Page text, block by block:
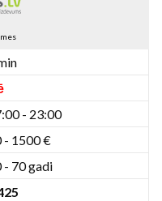
- 23:00
- 1500 €
- 70 gadi